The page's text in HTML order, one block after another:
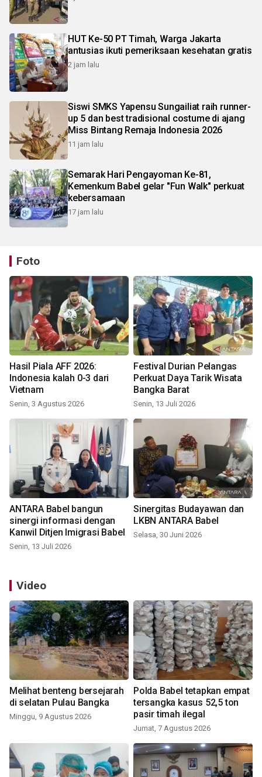
HUT Ke-50 PT Timah, Warga Jakarta
antusias ikuti pemeriksaan kesehatan gratis
2 jam lalu
Siswi SMKS Yapensu Sungailiat raih runner-
up 5 dan best tradisional costume di ajang
Miss Bintang Remaja Indonesia 2026
11 jam lalu
Semarak Hari Pengayoman Ke-81,
Kemenkum Babel gelar "Fun Walk" perkuat
kebersamaan
17 jam lalu
Foto
Hasil Piala AFF 2026:
Indonesia kalah 0-3 dari
Vietnam
Senin, 3 Agustus 2026
Festival Durian Pelangas
Perkuat Daya Tarik Wisata
Bangka Barat
Senin, 13 Juli 2026
ANTARA Babel bangun
sinergi informasi dengan
Kanwil Ditjen Imigrasi Babel
Senin, 13 Juli 2026
Sinergitas Budayawan dan
LKBN ANTARA Babel
Selasa, 30 Juni 2026
Video
Melihat benteng bersejarah
di selatan Pulau Bangka
Minggu, 9 Agustus 2026
Polda Babel tetapkan empat
tersangka kasus 52,5 ton
pasir timah ilegal
Jumat, 7 Agustus 2026